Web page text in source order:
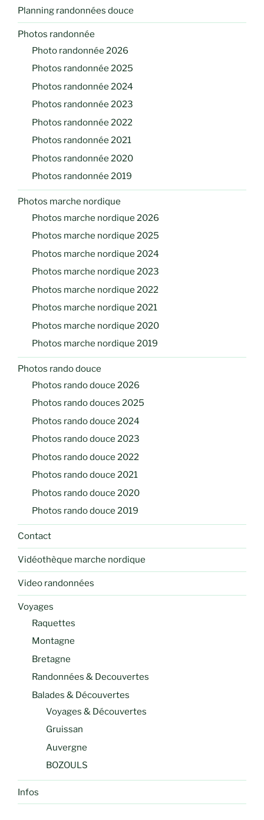
Planning randonnées douce
Photos randonnée
Photo randonnée 2026
Photos randonnée 2025
Photos randonnée 2024
Photos randonnée 2023
Photos randonnée 2022
Photos randonnée 2021
Photos randonnée 2020
Photos randonnée 2019
Photos marche nordique
Photos marche nordique 2026
Photos marche nordique 2025
Photos marche nordique 2024
Photos marche nordique 2023
Photos marche nordique 2022
Photos marche nordique 2021
Photos marche nordique 2020
Photos marche nordique 2019
Photos rando douce
Photos rando douce 2026
Photos rando douces 2025
Photos rando douce 2024
Photos rando douce 2023
Photos rando douce 2022
Photos rando douce 2021
Photos rando douce 2020
Photos rando douce 2019
Contact
Vidéothèque marche nordique
Video randonnées
Voyages
Raquettes
Montagne
Bretagne
Randonnées & Decouvertes
Balades & Découvertes
Voyages & Découvertes
Gruissan
Auvergne
BOZOULS
Infos